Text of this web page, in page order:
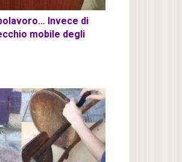
Invece di
mobile degli